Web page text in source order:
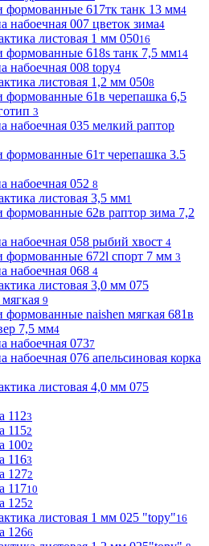
формованные 617тк танк 13 мм4
набоечная 007 цветок зима4
листовая 1 мм 05016
формованные 618s танк 7,5 мм14
набоечная 008 topy4
листовая 1,2 мм 0508
формованные 61в черепашка 6,5
3
набоечная 035 мелкий раптор
формованные 61т черепашка 3.5
набоечная 052 8
листовая 3,5 мм1
формованные 62в раптор зима 7,2
набоечная 058 рыбий хвост 4
формованные 672l спорт 7 мм 3
набоечная 068 4
листовая 3,0 мм 075
9
формованные naishen мягкая 681в
7,5 мм4
набоечная 0737
набоечная 076 апельсиновая корка
листовая 4,0 мм 075
1123
1152
1002
1163
1272
11710
1252
листовая 1 мм 025 "topy"16
1266